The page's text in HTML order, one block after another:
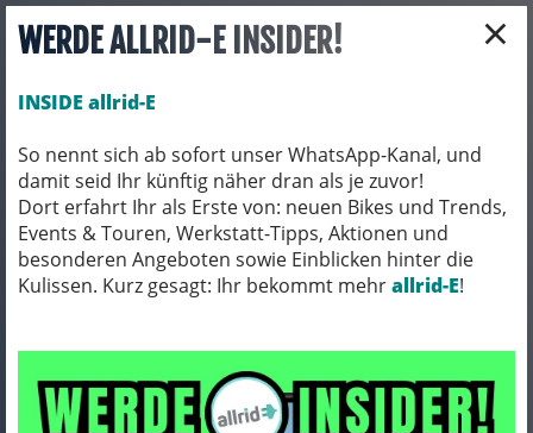
×
WERDE ALLRID-E INSIDER!
INSIDE allrid-E
So nennt sich ab sofort unser WhatsApp-Kanal, und
damit seid Ihr künftig näher dran als je zuvor!
Dort erfahrt Ihr als Erste von: neuen Bikes und Trends,
Events & Touren, Werkstatt-Tipps, Aktionen und
besonderen Angeboten sowie Einblicken hinter die
Kulissen. Kurz gesagt: Ihr bekommt mehrallrid-E!
Toggle navigation
FAHRRADTEILE SCHUTZBLECHE